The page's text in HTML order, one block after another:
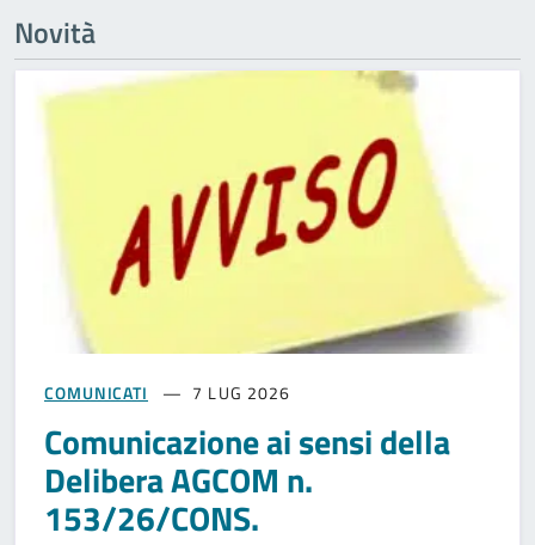
Novità
COMUNICATI 7 LUG 2026
Comunicazione ai sensi della
Delibera AGCOM n.
153/26/CONS.